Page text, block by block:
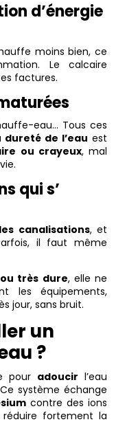
d’énergie
moins bien, ce
Le calcaire
factures.
eau… Tous ces
dureté de l’eau est
ou crayeux, mal
qui s’
les canalisations, et
il faut même
très dure, elle ne
les équipements,
jour, sans bruit.
un
?
pour adoucir l’eau
système échange
contre des ions
fortement la